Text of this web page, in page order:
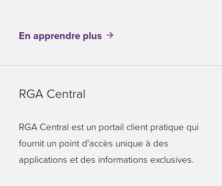
En apprendre plus
RGA Central
RGA Central est un portail client pratique qui
fournit un point d'accès unique à des
applications et des informations exclusives.